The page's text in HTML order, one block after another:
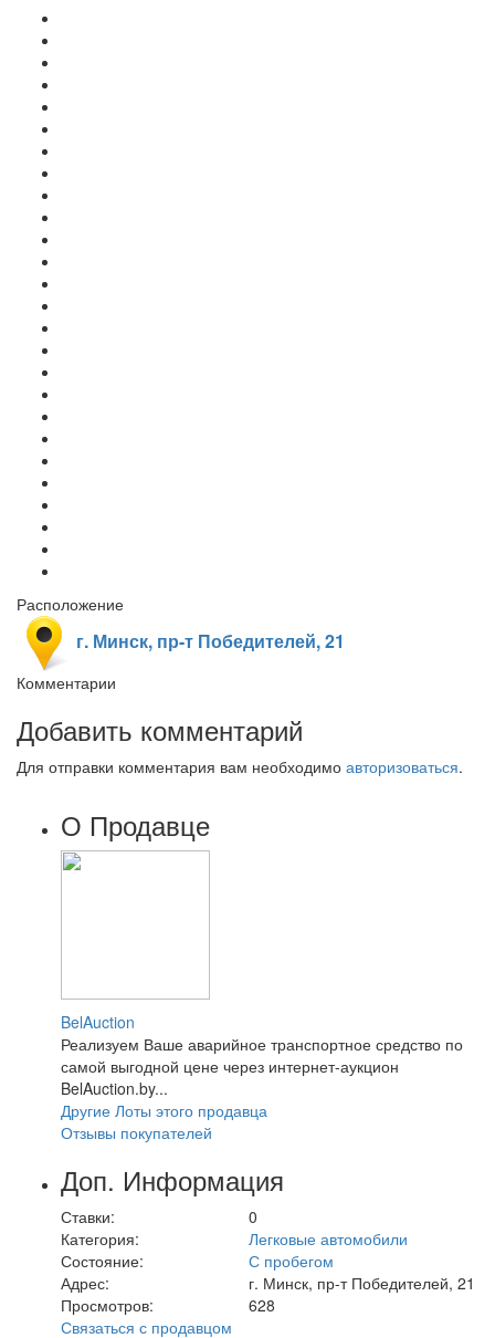
Расположение
г. Минск, пр-т Победителей, 21
Комментарии
Добавить комментарий
Для отправки комментария вам необходимо авторизоваться.
О Продавце
BelAuction
Реализуем Ваше аварийное транспортное средство по
самой выгодной цене через интернет-аукцион
BelAuction.by...
Другие Лоты этого продавца
Отзывы покупателей
Доп. Информация
Ставки:
0
Категория:
Легковые автомобили
Состояние:
С пробегом
Адрес:
г. Минск, пр-т Победителей, 21
Просмотров:
628
Связаться с продавцом